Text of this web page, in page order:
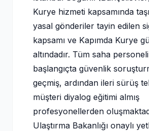
Kurye hizmeti kapsamında
yasal gönderiler tayin edilen
kapsamı ve Kapımda Kurye
altındadır. Tüm saha
başlangıçta güvenlik
geçmiş, ardından ileri sürüş
müşteri diyalog eğitimi almış
profesyonellerden
Ulaştırma Bakanlığı onaylı